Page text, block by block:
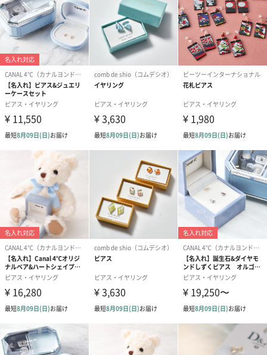
“エレガンスと自立を両立した大人の女性のためのジュエリー”を
テーマに、華やかなオリジナルデザインを生み出すジュエリーブ
ランド。
数百万円のダイヤにも劣らない輝きの最高級CZダイヤモンドを惜
しみなく使い、ハイブランドのお洋服に負けないクオリティとセ
ンスを低価格でお届けいたします。
お急ぎの贈り物にも
当店では直送でも安心していただける美しいラッピング、梱包を
心がけております。また、土日祝日も発送、正午までのご注文で
最短翌日到着です。
商品詳細情報
商品本体サイ
幅約8mm×奥行約1.5mm×高さ約7.5mm
パッケージ内
同梱物
・ジュエリーケース
・保証書